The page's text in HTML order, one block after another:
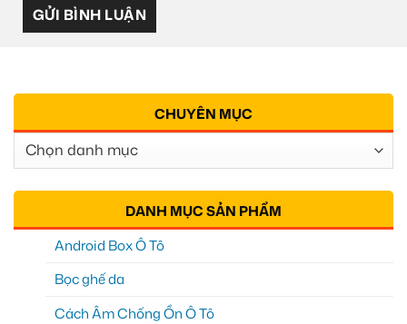
CHUYÊN MỤC
Chuyên
Mục
DANH MỤC SẢN PHẨM
Android Box Ô Tô
Bọc ghế da
Cách Âm Chống Ồn Ô Tô